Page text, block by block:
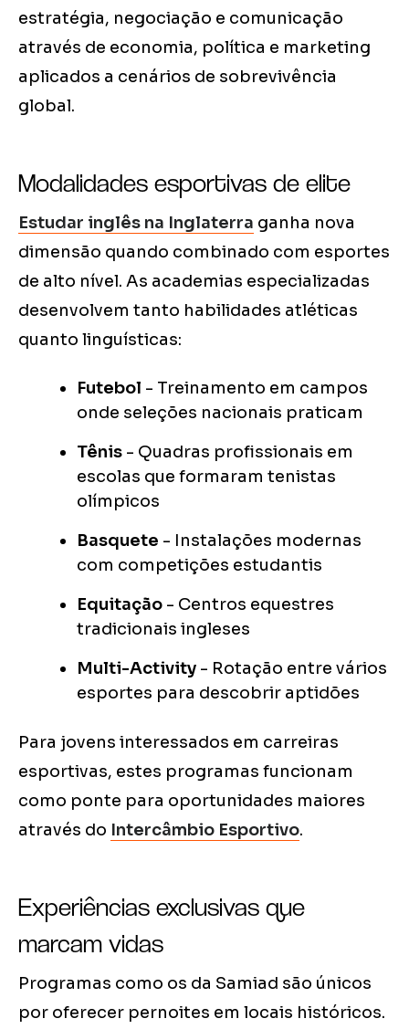
estratégia, negociação e comunicação
através de economia, política e marketing
aplicados a cenários de sobrevivência
global.
Modalidades esportivas de elite
Estudar inglês na Inglaterra ganha nova
dimensão quando combinado com esportes
de alto nível. As academias especializadas
desenvolvem tanto habilidades atléticas
quanto linguísticas:
Futebol - Treinamento em campos
onde seleções nacionais praticam
Tênis - Quadras profissionais em
escolas que formaram tenistas
olímpicos
Basquete - Instalações modernas
com competições estudantis
Equitação - Centros equestres
tradicionais ingleses
Multi-Activity - Rotação entre vários
esportes para descobrir aptidões
Para jovens interessados em carreiras
esportivas, estes programas funcionam
como ponte para oportunidades maiores
através do Intercâmbio Esportivo.
Experiências exclusivas que
marcam vidas
Programas como os da Samiad são únicos
por oferecer pernoites em locais históricos.